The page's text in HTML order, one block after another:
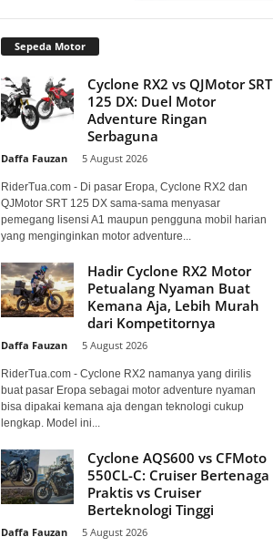
Sepeda Motor
Cyclone RX2 vs QJMotor SRT
125 DX: Duel Motor
Adventure Ringan
Serbaguna
Daffa Fauzan 5 August 2026
RiderTua.com - Di pasar Eropa, Cyclone RX2 dan
QJMotor SRT 125 DX sama-sama menyasar
pemegang lisensi A1 maupun pengguna mobil harian
yang menginginkan motor adventure...
Hadir Cyclone RX2 Motor
Petualang Nyaman Buat
Kemana Aja, Lebih Murah
dari Kompetitornya
Daffa Fauzan 5 August 2026
RiderTua.com - Cyclone RX2 namanya yang dirilis
buat pasar Eropa sebagai motor adventure nyaman
bisa dipakai kemana aja dengan teknologi cukup
lengkap. Model ini...
Cyclone AQS600 vs CFMoto
550CL-C: Cruiser Bertenaga
Praktis vs Cruiser
Berteknologi Tinggi
Daffa Fauzan 5 August 2026